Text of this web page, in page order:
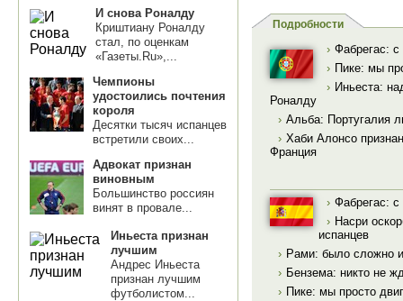
И снова Роналду
Криштиану Роналду
стал, по оценкам
«Газеты.Ru»,...
Чемпионы
удостоились почтения
короля
Десятки тысяч испанцев
встретили своих...
Адвокат признан
виновным
Большинство россиян
винят в провале...
Иньеста признан
лучшим
Андрес Иньеста
признан лучшим
футболистом...
Подробности
› Фабрегас: с
› Пике: мы
› Иньеста:
Роналду
› Альба: Португалия
› Хаби Алонсо
Франция
› Фабрегас: с
› Насри
испанцев
› Рами: было сложно
› Бензема: никто не
› Пике: мы просто